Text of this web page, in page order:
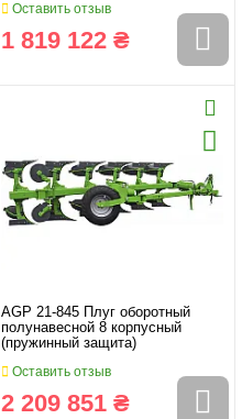
Оставить отзыв
1 819 122 ₴
AGP 21-845 Плуг оборотный
полунавесной 8 корпусный
(пружинный защита)
Оставить отзыв
2 209 851 ₴